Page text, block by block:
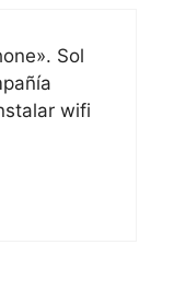
Sol
wifi